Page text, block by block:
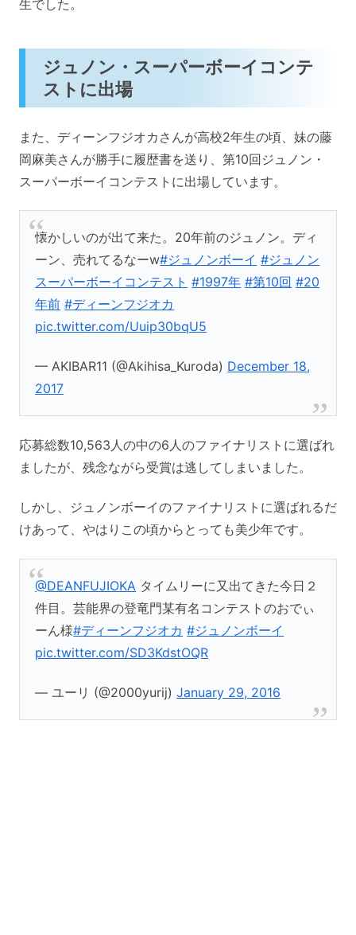
生でした。
ジュノン・スーパーボーイコンテ
ストに出場
また、ディーンフジオカさんが高校2年生の頃、妹の藤
岡麻美さんが勝手に履歴書を送り、第10回ジュノン・
スーパーボーイコンテストに出場しています。
懐かしいのが出て来た。20年前のジュノン。ディ
ーン、売れてるなーw#ジュノンボーイ #ジュノン
スーパーボーイコンテスト #1997年 #第10回 #20
年前 #ディーンフジオカ
pic.twitter.com/Uuip30bqU5
— AKIBAR11 (@Akihisa_Kuroda) December 18,
2017
応募総数10,563人の中の6人のファイナリストに選ばれ
ましたが、残念ながら受賞は逃してしまいました。
しかし、ジュノンボーイのファイナリストに選ばれるだ
けあって、やはりこの頃からとっても美少年です。
@DEANFUJIOKA タイムリーに又出てきた今日２
件目。芸能界の登竜門某有名コンテストのおでぃ
ーん様#ディーンフジオカ #ジュノンボーイ
pic.twitter.com/SD3KdstOQR
— ユーリ (@2000yurij)January 29, 2016